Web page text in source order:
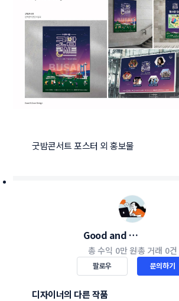
굿밤콘서트 포스터 외 홍보물
Good and
Good_design
총 수익 0만 원총 거래 0건
팔로우 문의하기
디자이너의 다른 작품